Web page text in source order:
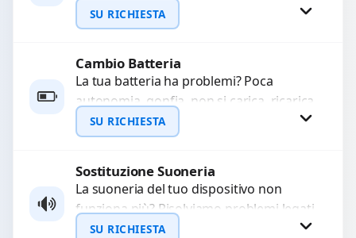
sostituiamo connettori di ricarica guasti,
rotti, allentati, danneggiati,...
SU RICHIESTA
Richiedi Preventivo
WhatsApp
Cambio Batteria
La tua batteria ha problemi? Poca
autonomia, gonfia, non si carica, ricarica
lenta o cicli di ricarica esauriti?
Sostituiamo la...
SU RICHIESTA
Richiedi Preventivo
WhatsApp
Sostituzione Suoneria
La suoneria del tuo dispositivo non
funziona più? Risolviamo problemi legati
a moduli audio difettosi con interventi
SU RICHIESTA